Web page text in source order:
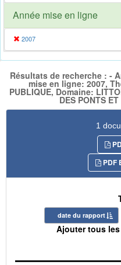
Année mise en ligne
2007
Résultats de recherche : -
mise en ligne: 2007,
PUBLIQUE, Domaine:
DES PONTS
1
PDF
date du rapport
Ajouter tous